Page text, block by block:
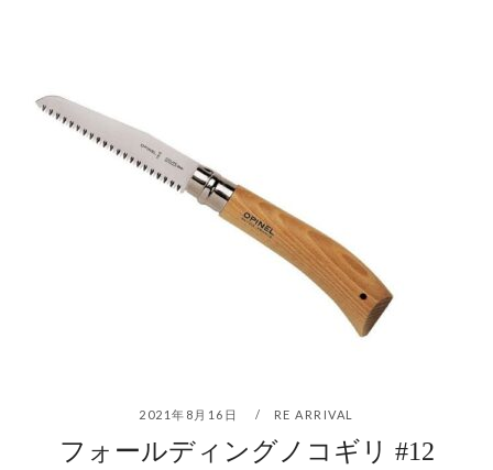
2021年8月16日 RE ARRIVAL
フォールディングノコギリ #12